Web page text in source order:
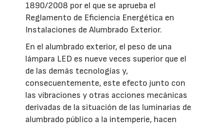
1890/2008 por el que se aprueba el
Reglamento de Eficiencia Energética en
Instalaciones de Alumbrado Exterior.
En el alumbrado exterior, el peso de una
lámpara LED es nueve veces superior que el
de las demás tecnologías y,
consecuentemente, este efecto junto con
las vibraciones y otras acciones mecánicas
derivadas de la situación de las luminarias de
alumbrado público a la intemperie, hacen